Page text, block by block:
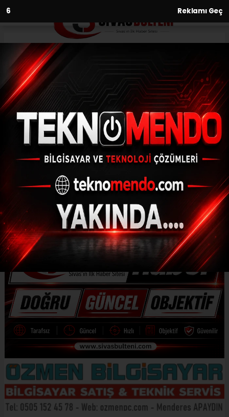
4 Reklamı Geç
Anasayfa Ekonomi
Eskişehir’in ihracatı azaldı,
ithalatı arttı
EKONOMI
(İHA) - İhlas Haber Ajansı | 31.07.2024 - 11:01, Güncelleme: 31.07.2024 -
10:54
Eskişehir’in ihracatı azaldı, ithalatı arttı